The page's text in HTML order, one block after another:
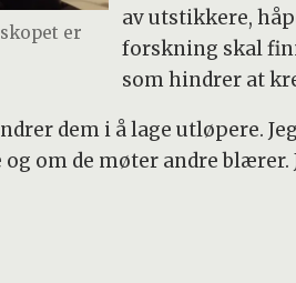
er
av utstikkere,
forskning skal
som hindrer at
dem i å lage utløpere.
om de møter andre blærer.